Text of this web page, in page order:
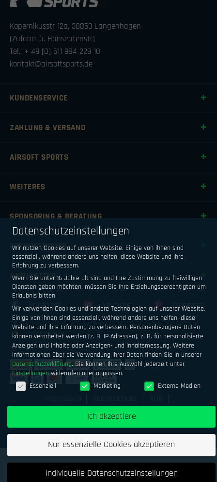
Kopernikusstr 12a, 30853 Langenhagen
(Zufahrt ü. Hanseatenstr)
Tel.: + 49 [0] 511 984 229 10
kontakt@airsoftsports.de
KUNDENSERVICE
ZAHLUNG & VERSAND
AIRSOFT SPORTS
WEITERES
SPONSORING & BERATUNG
OPENING HOURS
NEWSLETTER
Facebook Youtube Pinterest
Instagram
Geld verdienen mit Airsoftsports
Datenschutzeinstellungen
Wir nutzen Cookies auf unserer Website. Einige von ihnen sind
essenziell, während andere uns helfen, diese Website und Ihre
Erfahrung zu verbessern.
Wenn Sie unter 16 Jahre alt sind und Ihre Zustimmung zu freiwilligen
Diensten geben möchten, müssen Sie Ihre Erziehungsberechtigten um
Erlaubnis bitten.
Wir verwenden Cookies und andere Technologien auf unserer Website.
Einige von ihnen sind essenziell, während andere uns helfen, diese
Website und Ihre Erfahrung zu verbessern. Personenbezogene Daten
können verarbeitet werden (z. B. IP-Adressen), z. B. für personalisierte
Anzeigen und Inhalte oder Anzeigen- und Inhaltsmessung. Weitere
Informationen über die Verwendung Ihrer Daten finden Sie in unserer
Datenschutzerklärung. Sie können Ihre Auswahl jederzeit unter
Einstellungen widerrufen oder anpassen.
Datenschutzeinstellungen
Essenziell Marketing Externe Medien
Ich akzeptiere
Nur essenzielle Cookies akzeptieren
Individuelle Datenschutzeinstellungen